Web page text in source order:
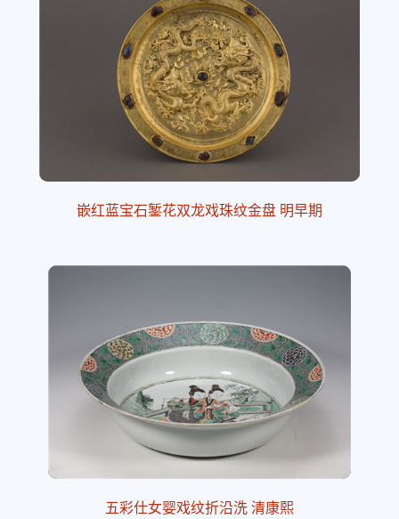
嵌红蓝宝石錾花双龙戏珠纹金盘 明早期
五彩仕女婴戏纹折沿洗 清康熙